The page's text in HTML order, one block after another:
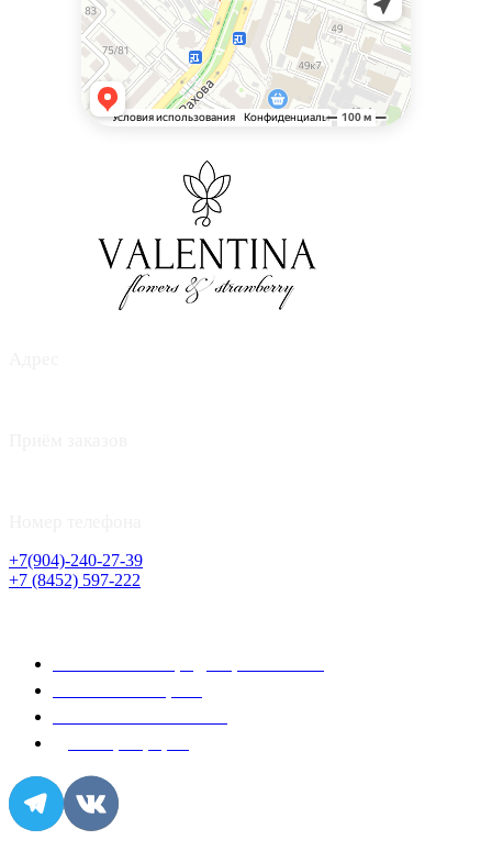
+7(904)-240-27-39
+7 (8452) 597-222